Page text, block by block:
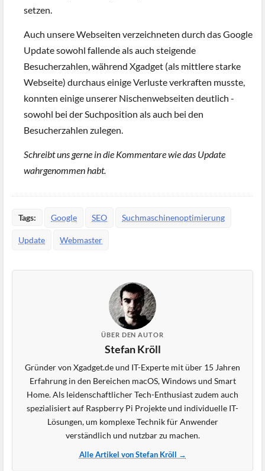
setzen.
Auch unsere Webseiten verzeichneten durch das Google
Update sowohl fallende als auch steigende
Besucherzahlen, während Xgadget (als mittlere starke
Webseite) durchaus einige Verluste verkraften musste,
konnten einige unserer Nischenwebseiten deutlich -
sowohl bei der Suchposition als auch bei den
Besucherzahlen zulegen.
Schreibt uns gerne in die Kommentare wie das Update
wahrgenommen habt.
Tags: Google SEO Suchmaschinenoptimierung
Update Webmaster
ÜBER DEN AUTOR
Stefan Kröll
Gründer von Xgadget.de und IT-Experte mit über 15 Jahren
Erfahrung in den Bereichen macOS, Windows und Smart
Home. Als leidenschaftlicher Tech-Enthusiast zudem auch
spezialisiert auf Raspberry Pi Projekte und individuelle IT-
Lösungen, um komplexe Technik für Anwender
verständlich und nutzbar zu machen.
Alle Artikel von Stefan Kröll →